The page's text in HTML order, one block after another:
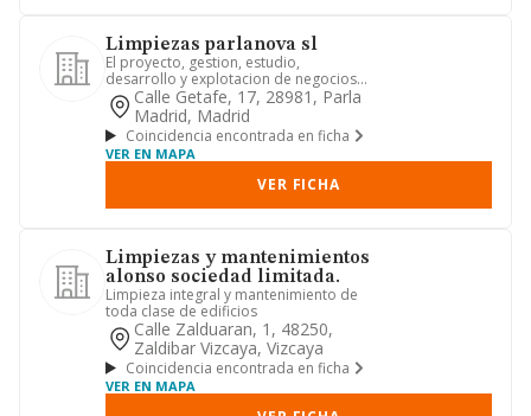
Limpiezas parlanova sl
El proyecto, gestion, estudio,
desarrollo y explotacion de negocios
de limpiezas.
Calle Getafe, 17, 28981, Parla
Madrid, Madrid
Coincidencia encontrada en ficha
VER EN MAPA
VER FICHA
Limpiezas y mantenimientos
alonso sociedad limitada.
Limpieza integral y mantenimiento de
toda clase de edificios
Calle Zalduaran, 1, 48250,
Zaldibar Vizcaya, Vizcaya
Coincidencia encontrada en ficha
VER EN MAPA